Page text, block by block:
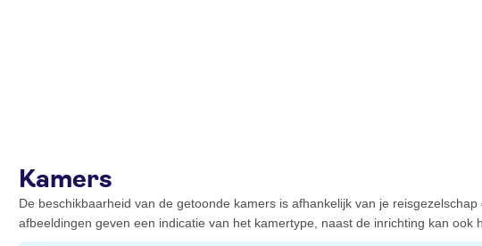
Kamers
De beschikbaarheid van de getoonde kamers is afhankelijk van je
afbeeldingen geven een indicatie van het kamertype, naast de inrichting kan ook